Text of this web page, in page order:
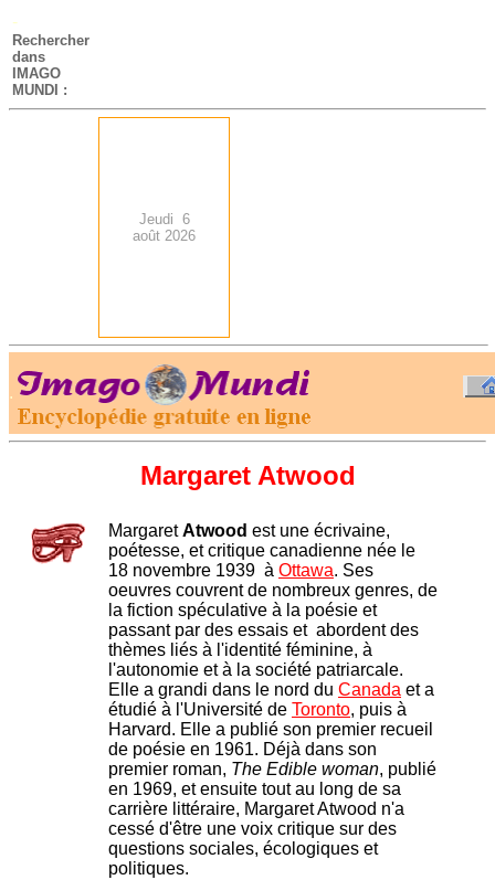
-
Rechercher
dans
IMAGO
MUNDI :
Jeudi 6
août 2026
.
Margaret Atwood
MargaretAtwood est une écrivaine,
poétesse, et critique canadienne née le
18 novembre 1939 à Ottawa. Ses
oeuvres couvrent de nombreux genres, de
la fiction spéculative à la poésie et
passant par des essais et abordent des
thèmes liés à l'identité féminine, à
l'autonomie et à la société patriarcale.
Elle a grandi dans le nord du Canada et a
étudié à l'Université de Toronto, puis à
Harvard. Elle a publié son premier recueil
de poésie en 1961. Déjà dans son
premier roman, The Edible woman, publié
en 1969, et ensuite tout au long de sa
carrière littéraire, Margaret Atwood n'a
cessé d'être une voix critique sur des
questions sociales, écologiques et
politiques.